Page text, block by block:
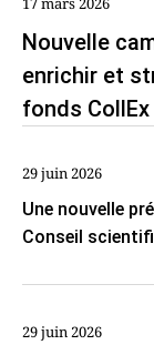
Nouvelle
enrichir et
fonds CollEx
29 juin 2026
Une nouvelle
Conseil
29 juin 2026